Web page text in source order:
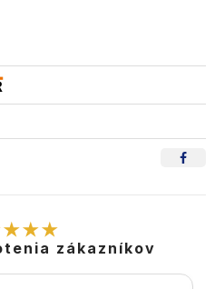
zákazníkov